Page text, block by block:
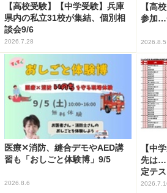
【高校受験】【中学受験】兵庫
県内の私立31校が集結、個別相
談会9/6
2026.7.28
【高
参加…
2026.8.5
医療✕消防、縫合デモやAED講
習も「おしごと体験博」9/5
2026.8.6
【中
先は…
定テ